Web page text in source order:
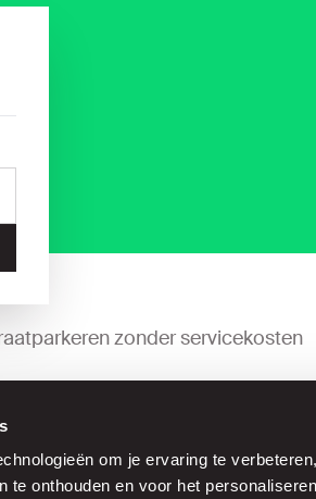
om je ervaring te
te onthouden en voor het
zonder servicekosten